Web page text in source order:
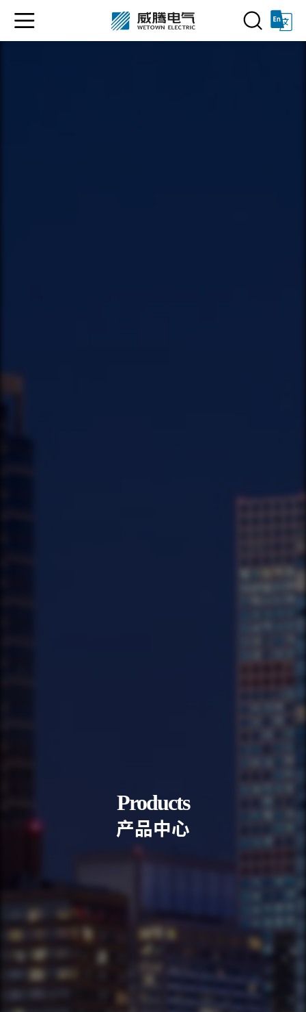
Products
产品中心